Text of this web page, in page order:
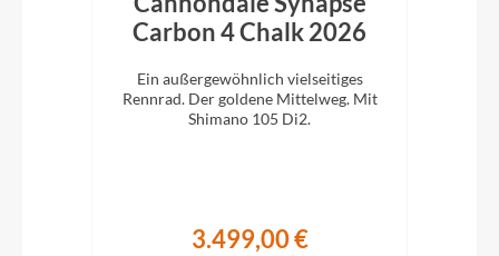
Carbon 4 Chalk 2026
Ein außergewöhnlich vielseitiges
Rennrad. Der goldene Mittelweg. Mit
Shimano 105 Di2.
3.499,00 €